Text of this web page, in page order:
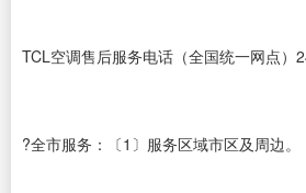
TCL空调售后服务电话（全国统一网点）
?全市服务：〔1〕服务区域市区及周边。